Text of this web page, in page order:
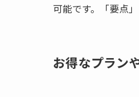
可能です。「要点
お得なプラン